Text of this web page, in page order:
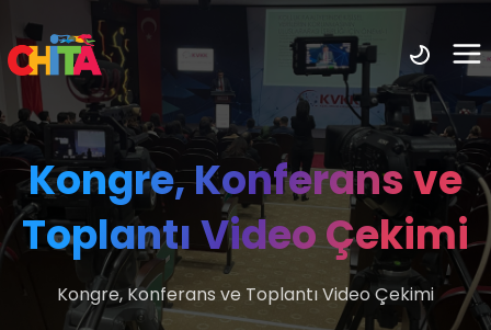
Kongre, Konferans ve
Toplantı Video Çekimi
Kongre, Konferans ve Toplantı Video Çekimi